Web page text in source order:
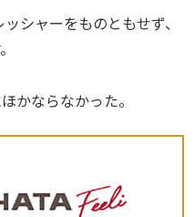
シャーをものともせず、
かならなかった。